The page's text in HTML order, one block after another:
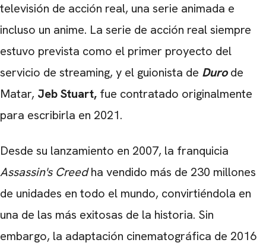
televisión de acción real, una serie animada e
incluso un anime. La serie de acción real siempre
estuvo prevista como el primer proyecto del
servicio de streaming, y el guionista de Durode
Matar, Jeb Stuart, fue contratado originalmente
para escribirla en 2021.
Desde su lanzamiento en 2007, la franquicia
Assassin's Creedha vendido más de 230 millones
de unidades en todo el mundo, convirtiéndola en
una de las más exitosas de la historia. Sin
embargo, la adaptación cinematográfica de 2016